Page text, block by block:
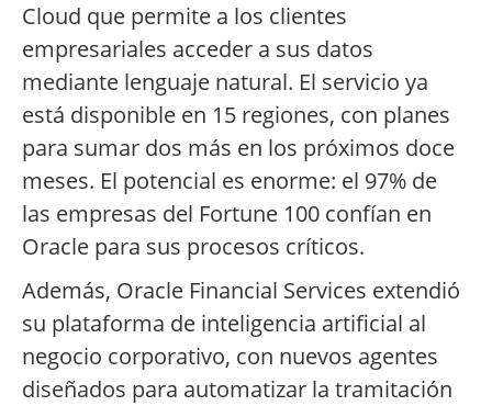
Cloud que permite a los clientes
empresariales acceder a sus datos
mediante lenguaje natural. El servicio ya
está disponible en 15 regiones, con planes
para sumar dos más en los próximos doce
meses. El potencial es enorme: el 97% de
las empresas del Fortune 100 confían en
Oracle para sus procesos críticos.
Además, Oracle Financial Services extendió
su plataforma de inteligencia artificial al
negocio corporativo, con nuevos agentes
diseñados para automatizar la tramitación